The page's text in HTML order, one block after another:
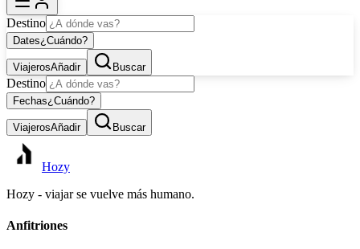
Destino
Dates¿Cuándo?
ViajerosAñadir Buscar
Destino
Fechas¿Cuándo?
ViajerosAñadir Buscar
Hozy
Hozy - viajar se vuelve más humano.
Anfitriones